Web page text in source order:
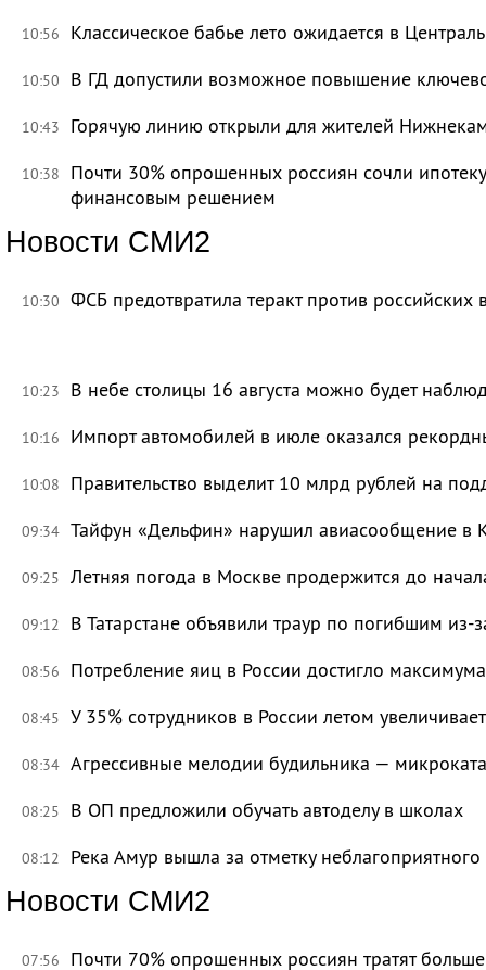
10:56 Классическое бабье лето ожидается в
10:50 В ГД допустили возможное повышение
10:43 Горячую линию открыли для жителей
10:38
Почти 30% опрошенных россиян сочли
финансовым решением
Новости СМИ2
10:30 ФСБ предотвратила теракт против
10:23 В небе столицы 16 августа можно будет
10:16 Импорт автомобилей в июле оказался
10:08 Правительство выделит 10 млрд рублей на
09:34 Тайфун «Дельфин» нарушил авиасообщение в
09:25 Летняя погода в Москве продержится до
09:12 В Татарстане объявили траур по погибшим из-
08:56 Потребление яиц в России достигло
08:45 У 35% сотрудников в России летом
08:34 Агрессивные мелодии будильника —
08:25 В ОП предложили обучать автоделу в школах
08:12 Река Амур вышла за отметку
Новости СМИ2
07:56 Почти 70% опрошенных россиян тратят